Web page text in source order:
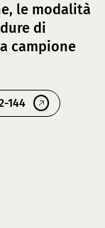
le modalità
di
campione
144